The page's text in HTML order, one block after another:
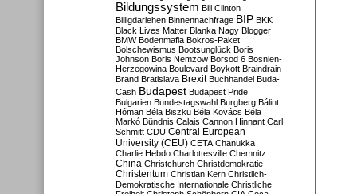
Bildungssystem Bill Clinton
Billigdarlehen Binnennachfrage BIP BKK
Black Lives Matter Blanka Nagy Blogger
BMW Bodenmafia Bokros-Paket
Bolschewismus Bootsunglück Boris
Johnson Boris Nemzow Borsod 6 Bosnien-
Herzegowina Boulevard Boykott Braindrain
Brand Bratislava Brexit Buchhandel Buda-
Cash Budapest Budapest Pride
Bulgarien Bundestagswahl Burgberg Bálint
Hóman Béla Biszku Béla Kovács Béla
Markó Bündnis Calais Cannon Hinnant Carl
Schmitt CDU Central European
University (CEU) CETA Chanukka
Charlie Hebdo Charlottesville Chemnitz
China Christchurch Christdemokratie
Christentum Christian Kern Christlich-
Demokratische Internationale Christliche